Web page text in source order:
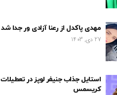
مهدی پاکدل از رعنا آزادی ور جدا شد
27 دی, 1403
استایل جذاب جنیفر لوپز در تعطیلات
کریسمس